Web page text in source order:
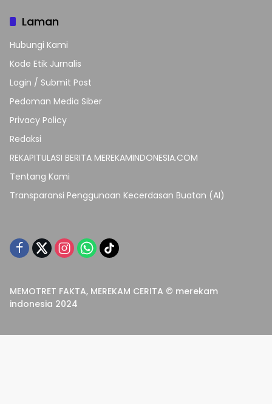
Laman
Hubungi Kami
Kode Etik Jurnalis
Login / Submit Post
Pedoman Media Siber
Privacy Policy
Redaksi
REKAPITULASI BERITA MEREKAMINDONESIA.COM
Tentang Kami
Transparansi Penggunaan Kecerdasan Buatan (AI)
MEMOTRET FAKTA, MEREKAM CERITA © merekam
indonesia 2024